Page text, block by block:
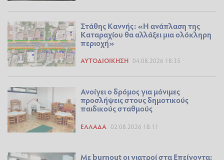
Στάθης Καννής: «Η ανάπλαση της
Καταραχίου θα αλλάξει μια ολόκληρη
περιοχή»
ΑΥΤΟΔΙΟΊΚΗΣΗ 04.08.2026 18:35
Ανοίγει ο δρόμος για μόνιμες
προσλήψεις στους δημοτικούς
παιδικούς σταθμούς
ΕΛΛΆΔΑ 02.08.2026 18:11
Με burnout οι γιατροί στα Επείγοντα: